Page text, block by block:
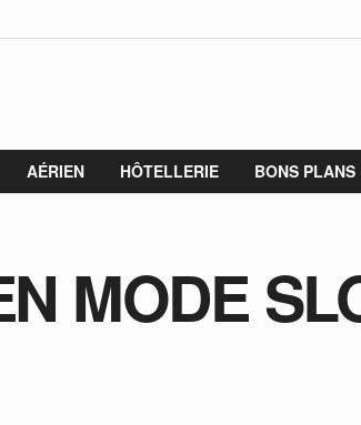
AÉRIEN HÔTELLERIE BONS PLANS
MODE